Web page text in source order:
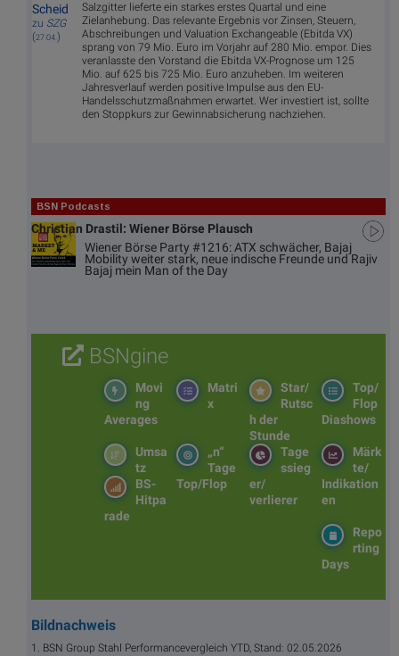
Scheid
zu SZG
(27.04.)
Salzgitter lieferte ein starkes erstes Quartal und eine
Zielanhebung. Das relevante Ergebnis vor Zinsen, Steuern,
Abschreibungen und Valuation Exchangeable (Ebitda VX)
sprang von 79 Mio. Euro im Vorjahr auf 280 Mio. empor. Dies
veranlasste den Vorstand die Ebitda VX-Prognose um 125
Mio. auf 625 bis 725 Mio. Euro anzuheben. Im weiteren
Jahresverlauf werden positive Impulse aus den EU-
Handelsschutzmaßnahmen erwartet. Wer investiert ist, sollte
den Stoppkurs zur Gewinnabsicherung nachziehen.
BSN Podcasts
Christian Drastil: Wiener Börse Plausch
Wiener Börse Party #1216: ATX schwächer, Bajaj
Mobility weiter stark, neue indische Freunde und Rajiv
Bajaj mein Man of the Day
BSNgine
Top/
Flop
Diashows
Star/
Rutsc
h der
Stunde
Matri
x
Movi
ng
Averages
Märk
te/
Indikation
en
Tage
ssieg
er/
verlierer
„n“
Tage
Top/Flop
Umsa
tz
BS-
Hitpa
rade
Repo
rting
Days
Bildnachweis
1. BSN Group Stahl Performancevergleich YTD, Stand: 02.05.2026